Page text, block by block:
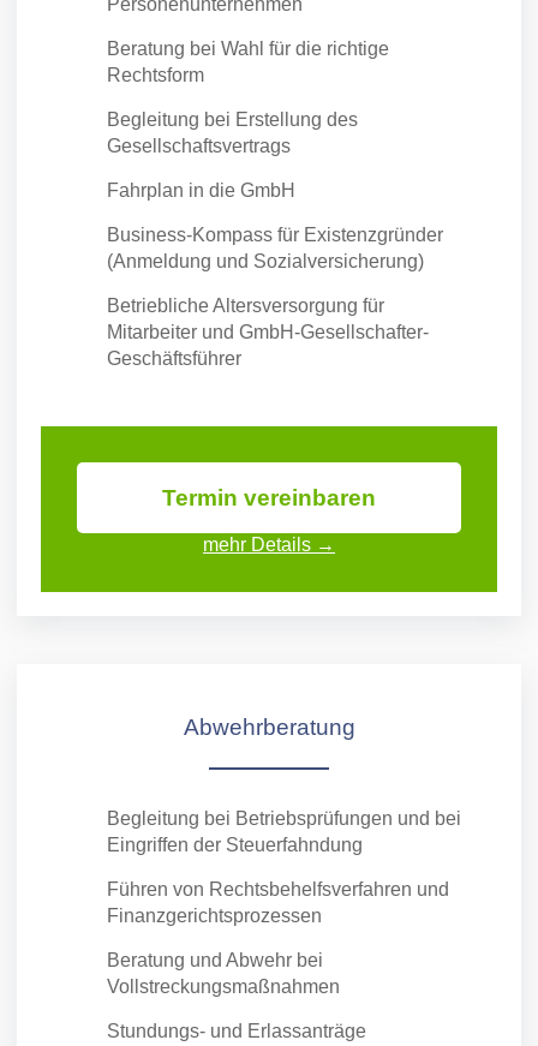
Personenunternehmen
Beratung bei Wahl für die richtige
Rechtsform
Begleitung bei Erstellung des
Gesellschaftsvertrags
Fahrplan in die GmbH
Business-Kompass für Existenzgründer
(Anmeldung und Sozialversicherung)
Betriebliche Altersversorgung für
Mitarbeiter und GmbH-Gesellschafter-
Geschäftsführer
Termin vereinbaren
mehr Details →
Abwehrberatung
Begleitung bei Betriebsprüfungen und bei
Eingriffen der Steuerfahndung
Führen von Rechtsbehelfs­verfahren und
Finanz­gerichtsprozessen
Beratung und Abwehr bei
Vollstreckungsmaßnahmen
Stundungs- und Erlassanträge